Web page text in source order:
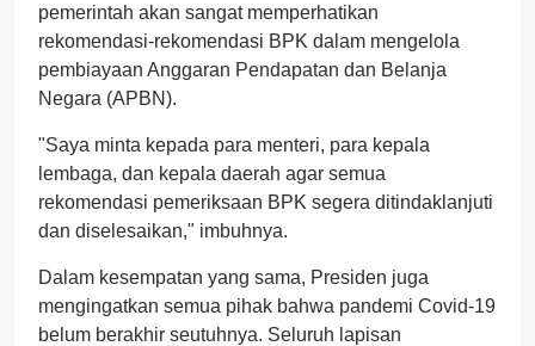
pemerintah akan sangat memperhatikan
rekomendasi-rekomendasi BPK dalam mengelola
pembiayaan Anggaran Pendapatan dan Belanja
Negara (APBN).
"Saya minta kepada para menteri, para kepala
lembaga, dan kepala daerah agar semua
rekomendasi pemeriksaan BPK segera ditindaklanjuti
dan diselesaikan," imbuhnya.
Dalam kesempatan yang sama, Presiden juga
mengingatkan semua pihak bahwa pandemi Covid-19
belum berakhir seutuhnya. Seluruh lapisan